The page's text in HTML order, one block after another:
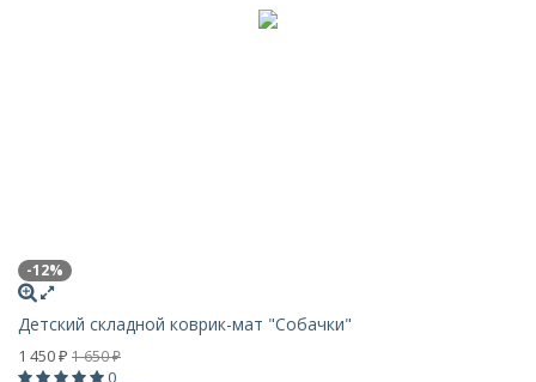
-12%
Детский складной коврик-мат "Собачки"
1 450 ₽ 1 650₽
0